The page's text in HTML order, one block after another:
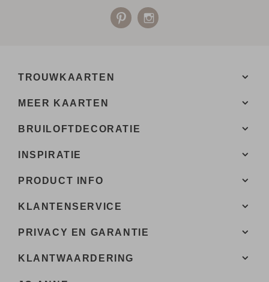
TROUWKAARTEN
MEER KAARTEN
BRUILOFTDECORATIE
INSPIRATIE
PRODUCT INFO
KLANTENSERVICE
PRIVACY EN GARANTIE
KLANTWAARDERING